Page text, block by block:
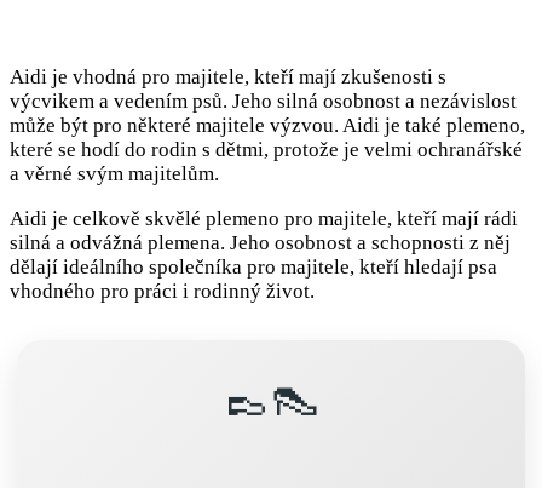
Aidi je vhodná pro majitele, kteří mají zkušenosti s
výcvikem a vedením psů. Jeho silná osobnost a nezávislost
může být pro některé majitele výzvou. Aidi je také plemeno,
které se hodí do rodin s dětmi, protože je velmi ochranářské
a věrné svým majitelům.
Aidi je celkově skvělé plemeno pro majitele, kteří mají rádi
silná a odvážná plemena. Jeho osobnost a schopnosti z něj
dělají ideálního společníka pro majitele, kteří hledají psa
vhodného pro práci i rodinný život.
👞👠